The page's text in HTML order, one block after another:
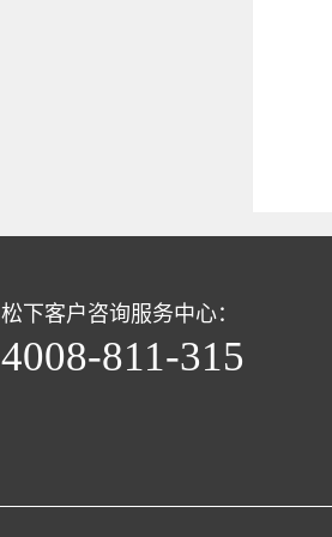
松下客户咨询服务中心：
4008-811-315